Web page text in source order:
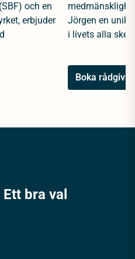
och en
erbjuder
Jörgen en unik
i livets alla
Boka
bra val